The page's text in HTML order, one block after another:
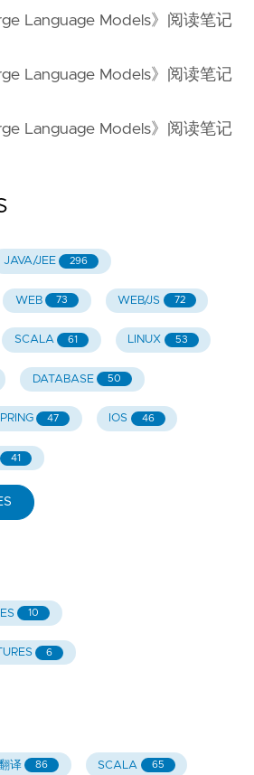
Language Models》阅读笔记
Language Models》阅读笔记
Language Models》阅读笔记
JAVA/JEE 296
WEB 73 WEB/JS 72
SCALA 61 LINUX 53
DATABASE 50
47 IOS 46
41
10
6
译 86 SCALA 65